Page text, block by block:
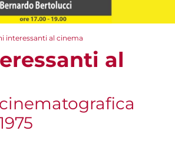
interessanti al cinema
al